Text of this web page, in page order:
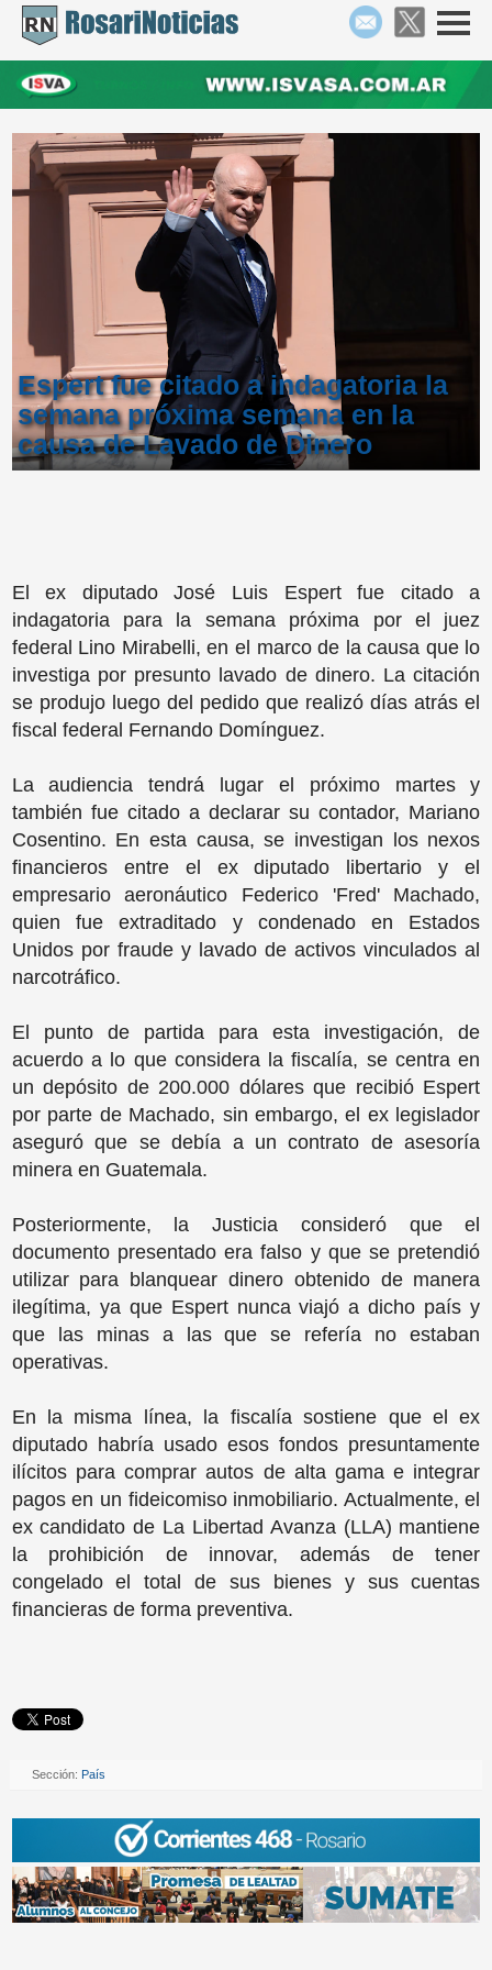
Espert fue citado a indagatoria la
semana próxima semana en la
causa de Lavado de Dinero
El ex diputado José Luis Espert fue citado a
indagatoria para la semana próxima por el juez
federal Lino Mirabelli, en el marco de la causa que lo
investiga por presunto lavado de dinero. La citación
se produjo luego del pedido que realizó días atrás el
fiscal federal Fernando Domínguez.
La audiencia tendrá lugar el próximo martes y
también fue citado a declarar su contador, Mariano
Cosentino. En esta causa, se investigan los nexos
financieros entre el ex diputado libertario y el
empresario aeronáutico Federico 'Fred' Machado,
quien fue extraditado y condenado en Estados
Unidos por fraude y lavado de activos vinculados al
narcotráfico.
El punto de partida para esta investigación, de
acuerdo a lo que considera la fiscalía, se centra en
un depósito de 200.000 dólares que recibió Espert
por parte de Machado, sin embargo, el ex legislador
aseguró que se debía a un contrato de asesoría
minera en Guatemala.
Posteriormente, la Justicia consideró que el
documento presentado era falso y que se pretendió
utilizar para blanquear dinero obtenido de manera
ilegítima, ya que Espert nunca viajó a dicho país y
que las minas a las que se refería no estaban
operativas.
En la misma línea, la fiscalía sostiene que el ex
diputado habría usado esos fondos presuntamente
ilícitos para comprar autos de alta gama e integrar
pagos en un fideicomiso inmobiliario. Actualmente, el
ex candidato de La Libertad Avanza (LLA) mantiene
la prohibición de innovar, además de tener
congelado el total de sus bienes y sus cuentas
financieras de forma preventiva.
Sección: País